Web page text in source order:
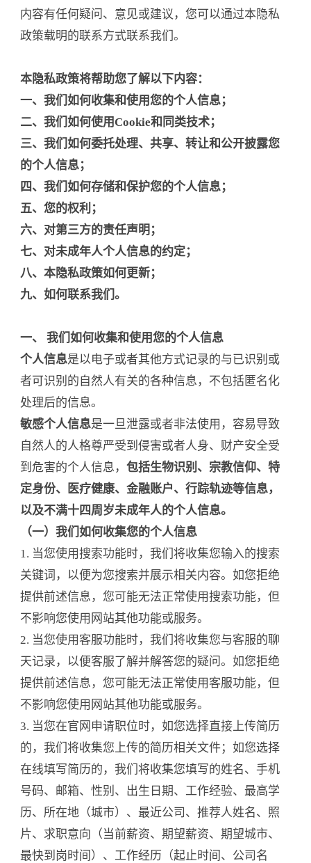
内容有任何疑问、意见或建议，您可以通过本隐私
政策载明的联系方式联系我们。
本隐私政策将帮助您了解以下内容：
一、我们如何收集和使用您的个人信息；
二、我们如何使用Cookie和同类技术；
三、我们如何委托处理、共享、转让和公开披露您
的个人信息；
四、我们如何存储和保护您的个人信息；
五、您的权利；
六、对第三方的责任声明；
七、对未成年人个人信息的约定；
八、本隐私政策如何更新；
九、如何联系我们。
一、 我们如何收集和使用您的个人信息
个人信息是以电子或者其他方式记录的与已识别或
者可识别的自然人有关的各种信息，不包括匿名化
处理后的信息。
敏感个人信息是一旦泄露或者非法使用，容易导致
自然人的人格尊严受到侵害或者人身、财产安全受
到危害的个人信息， 包括生物识别、宗教信仰、特
定身份、医疗健康、金融账户、行踪轨迹等信息，
以及不满十四周岁未成年人的个人信息。
（一）我们如何收集您的个人信息
1. 当您使用搜索功能时，我们将收集您输入的搜索
关键词，以便为您搜索并展示相关内容。如您拒绝
提供前述信息，您可能无法正常使用搜索功能，但
不影响您使用网站其他功能或服务。
2. 当您使用客服功能时，我们将收集您与客服的聊
天记录，以便客服了解并解答您的疑问。如您拒绝
提供前述信息，您可能无法正常使用客服功能，但
不影响您使用网站其他功能或服务。
3. 当您在官网申请职位时，如您选择直接上传简历
的，我们将收集您上传的简历相关文件；如您选择
在线填写简历的，我们将收集您填写的姓名、手机
号码、邮箱、性别、出生日期、工作经验、最高学
历、所在地（城市）、最近公司、推荐人姓名、照
片、求职意向（当前薪资、期望薪资、期望城市、
最快到岗时间）、工作经历（起止时间、公司名